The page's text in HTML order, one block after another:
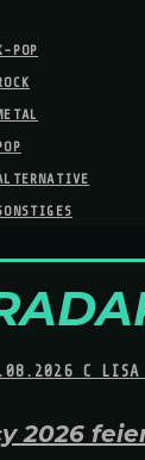
POP
2026